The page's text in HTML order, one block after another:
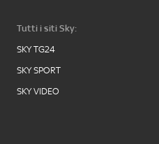
Tutti i siti Sky:
SKY TG24
SKY SPORT
SKY VIDEO